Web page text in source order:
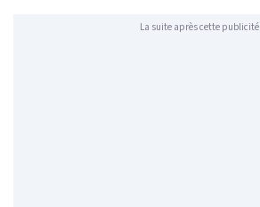
La suite après cette publicité